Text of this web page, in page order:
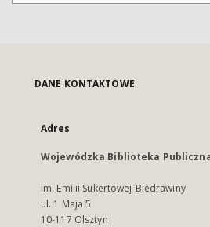
DANE KONTAKTOWE
Adres
Wojewódzka Biblioteka
im. Emilii Sukertowej-Biedrawiny
ul. 1 Maja 5
10-117 Olsztyn